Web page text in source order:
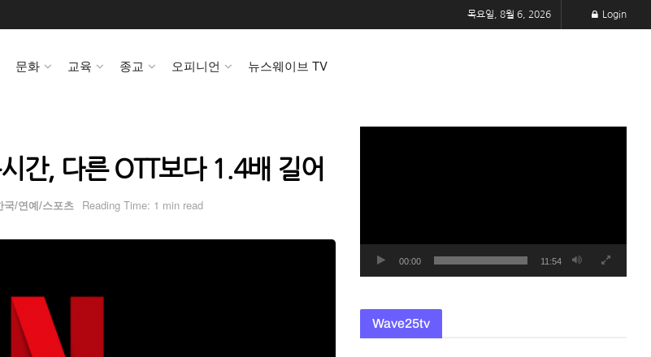
목요일, 8월 6, 2026 Login
문화 교육 종교 오피니언 뉴스웨이브 TV
간, 다른 OTT보다 1.4배 길어
국/연예/스포츠 Reading Time: 1 min read
00:00 11:54
Wave25tv